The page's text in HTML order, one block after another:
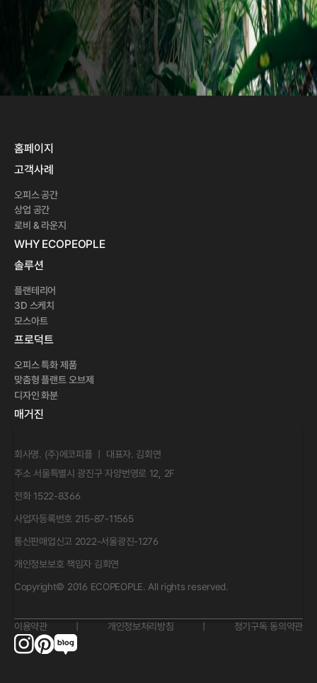
브로슈어 다운받기
홈페이지
고객사례
오피스 공간
상업 공간
로비 & 라운지
WHY ECOPEOPLE
솔루션
플랜테리어
3D 스케치
모스아트
프로덕트
오피스 특화 제품
맞춤형 플랜트 오브제
디자인 화분
매거진
회사명. (주)에코피플 ㅣ 대표자. 김회연
주소 서울특별시 광진구 자양번영로 12, 2F
전화 1522-8366
사업자등록번호 215-87-11565
통신판매업신고 2022-서울광진-1276
개인정보보호 책임자 김회연
Copyright© 2016 ECOPEOPLE. All rights reserved.
이용약관 개인정보처리방침 정기구독 동의약관